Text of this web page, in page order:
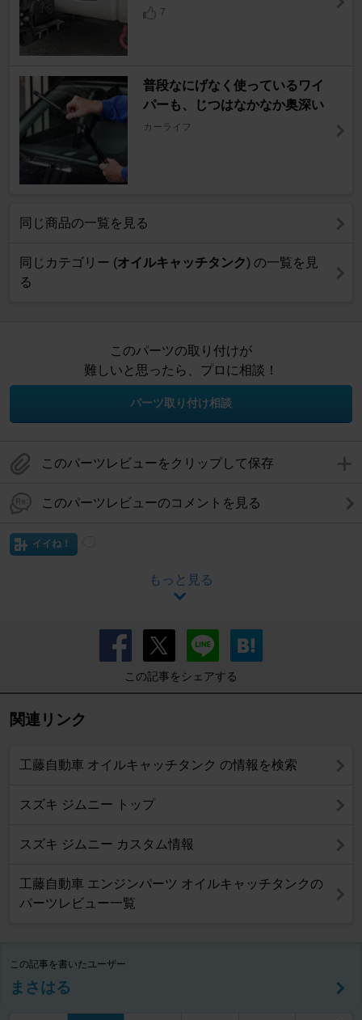
7
普段なにげなく使っているワイ
パーも、じつはなかなか奥深い
カーライフ
同じ商品の一覧を見る
同じカテゴリー (オイルキャッチタンク) の一覧を見
る
このパーツの取り付けが
難しいと思ったら、プロに相談！
パーツ取り付け相談
このパーツレビューをクリップして保存
このパーツレビューのコメントを見る
イイね！
もっと見る
この記事をシェアする
関連リンク
工藤自動車 オイルキャッチタンク の情報を検索
スズキ ジムニー トップ
スズキ ジムニー カスタム情報
工藤自動車 エンジンパーツ オイルキャッチタンクの
パーツレビュー一覧
この記事を書いたユーザー
まさはる